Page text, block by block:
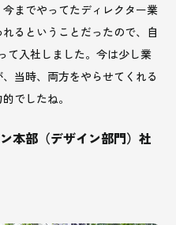
までやってたディレクター業
るということだったので、自
て入社しました。今は少し業
当時、両方をやらせてくれる
でしたね。
部（デザイン部門）社